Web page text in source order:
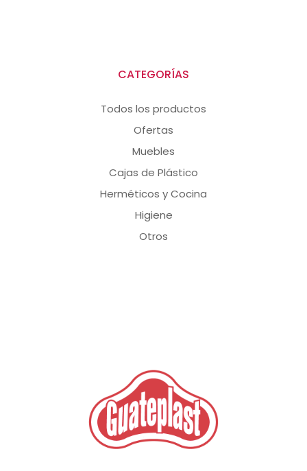
CATEGORÍAS
Todos los productos
Ofertas
Muebles
Cajas de Plástico
Herméticos y Cocina
Higiene
Otros